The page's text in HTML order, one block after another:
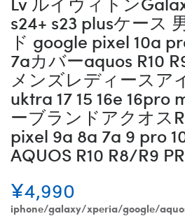
s24+ s23 plusケース
ド google pixel 10a
7aカバーaquos R10
メンズレディースア
uktra 17 15 16e 16pro
ーブランドアクオス
pixel 9a 8a 7a 9 pro
AQUOS R10 R8/R9
¥4,990
iphone/galaxy/xperia/google/